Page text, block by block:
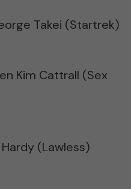
Takei (Startrek)
Kim Cattrall (Sex
(Lawless)